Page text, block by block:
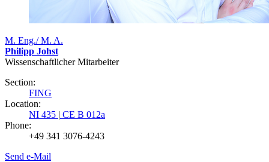
M. Eng./ M. A.
Philipp Johst
Wissenschaftlicher Mitarbeiter
Section:
FING
Location:
NI 435 | CE B 012a
Phone:
+49 341 3076-4243
Send e-Mail